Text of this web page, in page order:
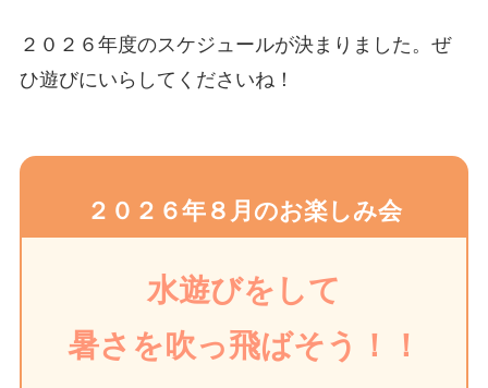
２０２６年度のスケジュールが決まりました。ぜ
ひ遊びにいらしてくださいね！
２０２６年８月のお楽しみ会
水遊びをして
暑さを吹っ飛ばそう！！